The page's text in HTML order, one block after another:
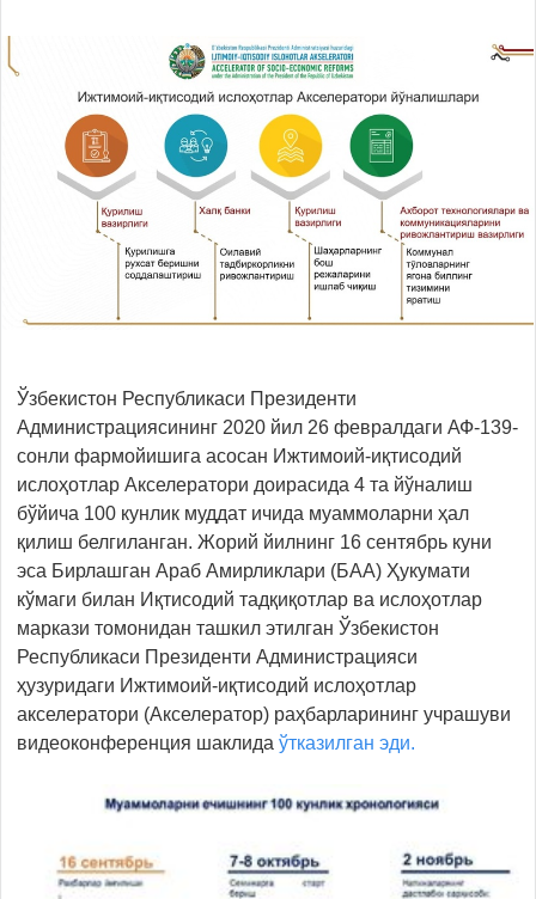
Ўзбекистон Республикаси Президенти
Администрациясининг 2020 йил 26 февралдаги АФ-139-
сонли фармойишига асосан Ижтимоий-иқтисодий
ислоҳотлар Акселератори доирасида 4 та йўналиш
бўйича 100 кунлик муддат ичида муаммоларни ҳал
қилиш белгиланган. Жорий йилнинг 16 сентябрь куни
эса Бирлашган Араб Амирликлари (БАА) Ҳукумати
кўмаги билан Иқтисодий тадқиқотлар ва ислоҳотлар
маркази томонидан ташкил этилган Ўзбекистон
Республикаси Президенти Администрацияси
ҳузуридаги Ижтимоий-иқтисодий ислоҳотлар
акселератори (Акселератор) раҳбарларининг учрашуви
видеоконференция шаклида ўтказилган эди.